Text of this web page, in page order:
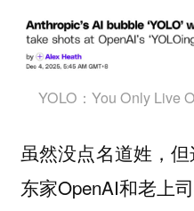
YOLO：You Only Live
虽然没点名道姓，
东家OpenAI和老上